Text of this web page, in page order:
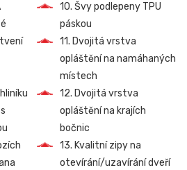
10. Švy podlepeny TPU
páskou
11. Dvojitá vrstva
opláštění na namáhaných
místech
12. Dvojitá vrstva
opláštění na krajích
bočnic
13. Kvalitní zipy na
otevírání/uzavírání dveří